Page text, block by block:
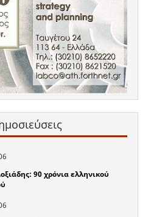
90 χρόνια ελληνικού